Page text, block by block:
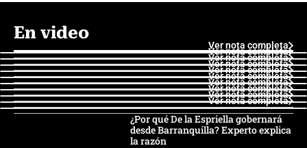
En video
Ver nota completa
Ver nota completa
Ver nota completa
Ver nota completa
Ver nota completa
Ver nota completa
Ver nota completa
Ver nota completa
Ver nota completa
Ver nota completa
¿Por qué De la Espriella gobernará
desde Barranquilla? Experto explica
la razón